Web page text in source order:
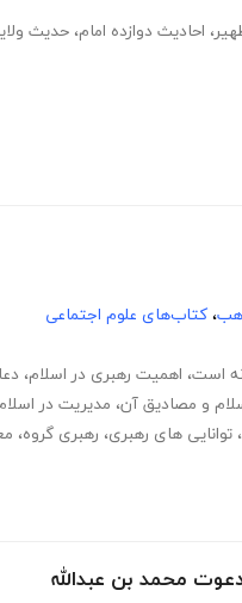
، احادیث دوازده امام، حدیث
، کتاب‌های علوم اجتماعی
است، اهمیت رهبری در اسلام،
و مصادیق آن، مدیریت در
، توانایی های رهبری، رهبری گروه،
محمد بن عبدالله